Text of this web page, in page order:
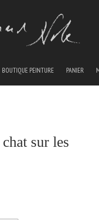
BOUTIQUE PEINTURE PANIER
sur les